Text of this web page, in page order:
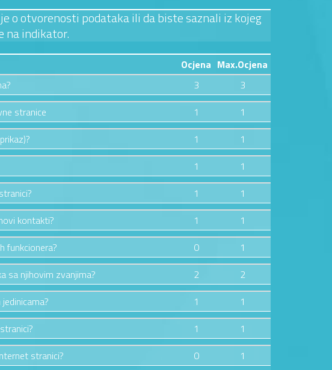
o otvorenosti podataka ili da biste saznali iz kojeg
na indikator.
Ocjena Max.Ocjena
3
3
stranice 1
1
1
1
1
1
1
1
kontakti? 1
1
funkcionera? 0
1
sa njihovim zvanjima? 2
2
1
1
1
1
stranici? 0
1